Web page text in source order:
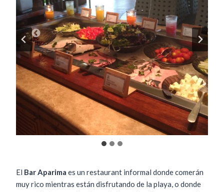
El Bar Aparima es un restaurant informal donde comerán
muy rico mientras están disfrutando de la playa, o donde